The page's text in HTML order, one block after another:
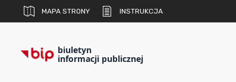
MAPA STRONY INSTRUKCJA
biuletyn
informacji publicznej